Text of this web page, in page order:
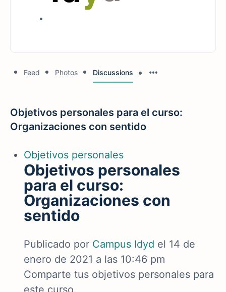
Feed Photos Discussions
Objetivos personales para el curso:
Organizaciones con sentido
Objetivos personales
Objetivos personales
para el curso:
Organizaciones con
sentido
Publicado por Campus Idyd el 14 de
enero de 2021 a las 10:46 pm
Comparte tus objetivos personales para
este curso.